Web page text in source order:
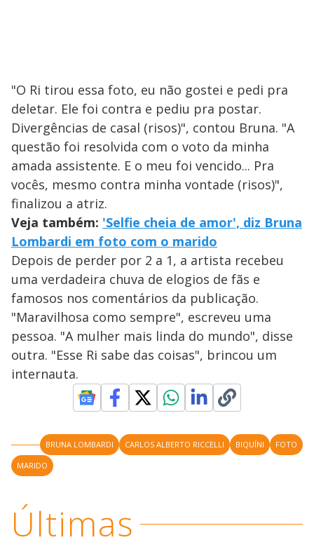
"O Ri tirou essa foto, eu não gostei e pedi pra
deletar. Ele foi contra e pediu pra postar.
Divergências de casal (risos)", contou Bruna. "A
questão foi resolvida com o voto da minha
amada assistente. E o meu foi vencido... Pra
vocês, mesmo contra minha vontade (risos)",
finalizou a atriz.
Veja também: 'Selfie cheia de amor', diz Bruna
Lombardi em foto com o marido
Depois de perder por 2 a 1, a artista recebeu
uma verdadeira chuva de elogios de fãs e
famosos nos comentários da publicação.
"Maravilhosa como sempre", escreveu uma
pessoa. "A mulher mais linda do mundo", disse
outra. "Esse Ri sabe das coisas", brincou um
internauta.
BRUNA LOMBARDI CARLOS ALBERTO RICCELLI BIQUÍNI
FOTO
MARIDO
Últimas